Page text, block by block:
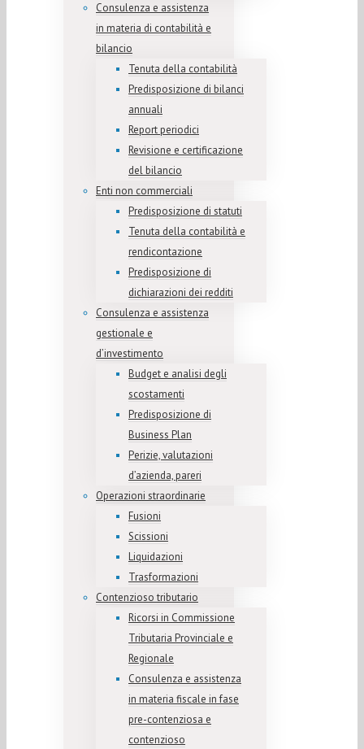
Consulenza e assistenza
in materia di contabilità e
bilancio
Tenuta della contabilità
Predisposizione di bilanci
annuali
Report periodici
Revisione e certificazione
del bilancio
Enti non commerciali
Predisposizione di statuti
Tenuta della contabilità e
rendicontazione
Predisposizione di
dichiarazioni dei redditi
Consulenza e assistenza
gestionale e
d’investimento
Budget e analisi degli
scostamenti
Predisposizione di
Business Plan
Perizie, valutazioni
d’azienda, pareri
Operazioni straordinarie
Fusioni
Scissioni
Liquidazioni
Trasformazioni
Contenzioso tributario
Ricorsi in Commissione
Tributaria Provinciale e
Regionale
Consulenza e assistenza
in materia fiscale in fase
pre-contenziosa e
contenzioso